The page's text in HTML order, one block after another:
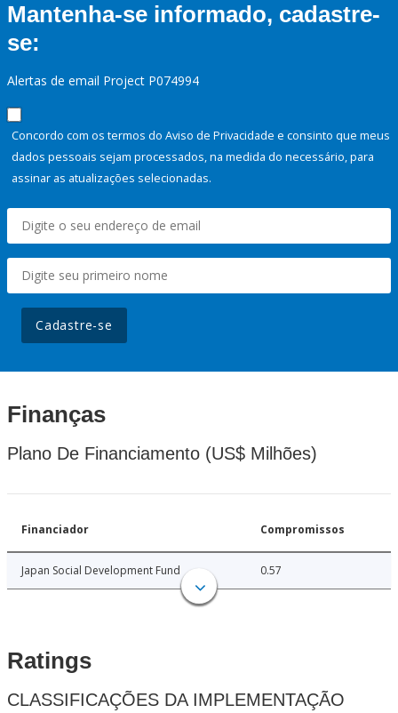
Mantenha-se informado, cadastre-
se:
Alertas de email Project P074994
Concordo com os termos do Aviso de Privacidade e consinto que meus
dados pessoais sejam processados, na medida do necessário, para
assinar as atualizações selecionadas.
Cadastre-se
Finanças
Plano De Financiamento (US$ Milhões)
Financiador Compromissos
Japan Social Development Fund 0.57
Ratings
CLASSIFICAÇÕES DA IMPLEMENTAÇÃO